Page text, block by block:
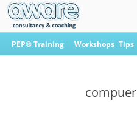
PEP® Training Workshops Tips